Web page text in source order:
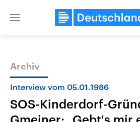
Close
Themen
Archiv
Interview vom 05.01.1986
SOS-Kinderdorf-